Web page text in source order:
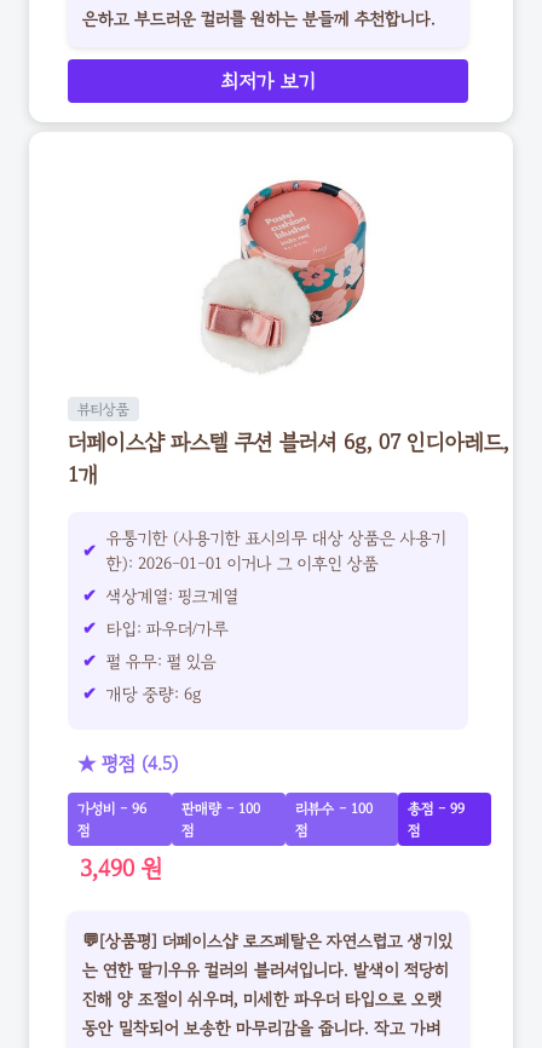
은하고 부드러운 컬러를 원하는 분들께 추천합니다.
최저가 보기
뷰티상품
더페이스샵 파스텔 쿠션 블러셔 6g, 07 인디아레드,
1개
유통기한 (사용기한 표시의무 대상 상품은 사용기
한): 2026-01-01 이거나 그 이후인 상품
색상계열: 핑크계열
타입: 파우더/가루
펄 유무: 펄 있음
개당 중량: 6g
★ 평점 (4.5)
가성비 - 96
점
판매량 - 100
점
리뷰수 - 100
점
총점 - 99
점
3,490 원
💬[상품평] 더페이스샵 로즈페탈은 자연스럽고 생기있
는 연한 딸기우유 컬러의 블러셔입니다. 발색이 적당히
진해 양 조절이 쉬우며, 미세한 파우더 타입으로 오랫
동안 밀착되어 보송한 마무리감을 줍니다. 작고 가벼